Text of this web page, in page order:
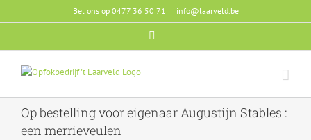
naar
Bel ons op 0477 36 50 71 | info@laarveld.be
Op bestelling voor eigenaar Augustijn Stables :
een merrieveulen